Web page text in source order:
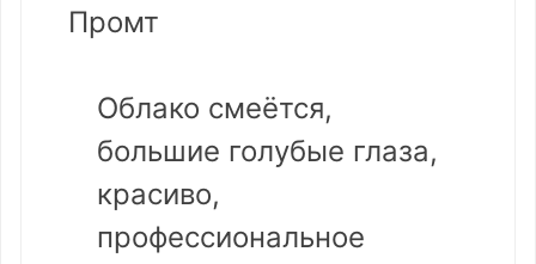
Промт
Облако смеётся,
большие голубые глаза,
красиво,
профессиональное